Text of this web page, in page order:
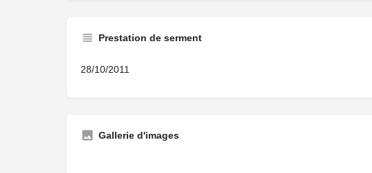
Prestation de serment
28/10/2011
Gallerie d'images